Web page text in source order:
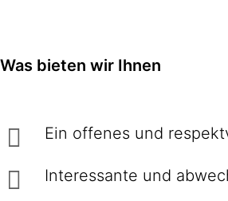
Was bieten wir Ihnen
Ein offenes und
Interessante und